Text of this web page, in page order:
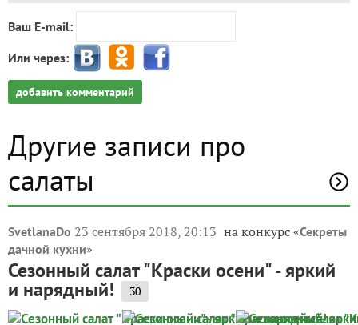
Ваш E-mail:
Или через:
добавить комментарий
Другие записи про
салаты
SvetlanaDo 23 сентября 2018, 20:13 на конкурс «Секреты
дачной кухни»
Сезонный салат "Краски осени" - яркий
и нарядный! 30